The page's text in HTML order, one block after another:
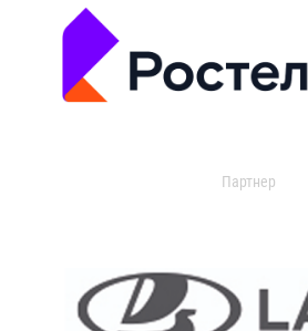
Партнер